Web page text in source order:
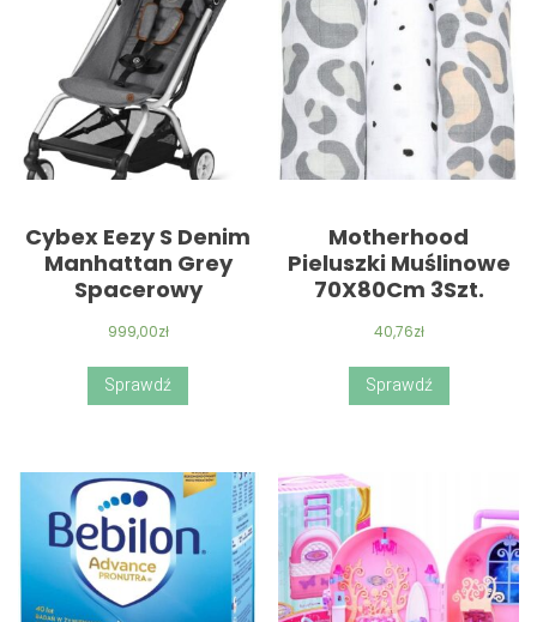
Cybex Eezy S Denim
Manhattan Grey
Spacerowy
999,00zł
Sprawdź
Motherhood
Pieluszki Muślinowe
70X80Cm 3Szt.
40,76zł
Sprawdź